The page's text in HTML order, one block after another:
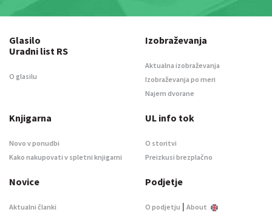
Glasilo
Uradni list RS
O glasilu
Izobraževanja
Aktualna izobraževanja
Izobraževanja po meri
Najem dvorane
Knjigarna
Novo v ponudbi
Kako nakupovati v spletni knjigarni
UL info tok
O storitvi
Preizkusi brezplačno
Novice
Aktualni članki
Podjetje
O podjetju | About